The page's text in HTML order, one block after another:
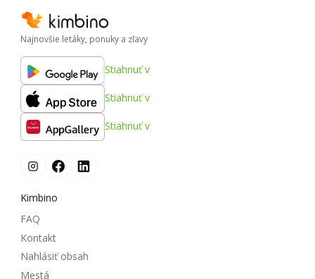
Najnovšie letáky, ponuky a zľavy
Stiahnuť v
Stiahnuť v
Stiahnuť v
Kimbino
FAQ
Kontakt
Nahlásiť obsah
Mestá